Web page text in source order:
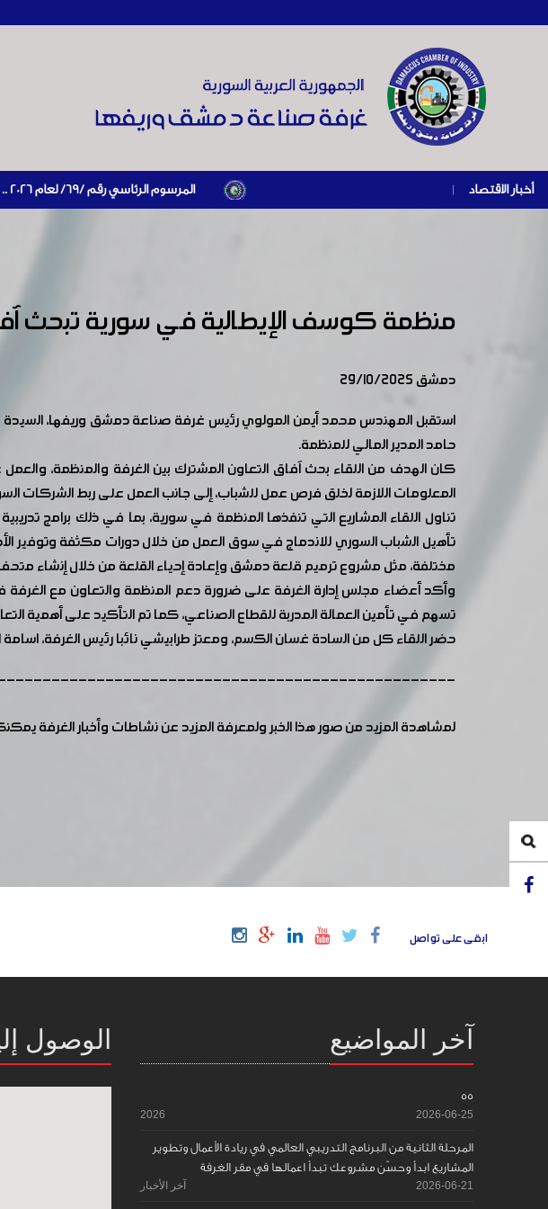
أخبار الاقتصاد | المرسوم الرئاسي رقم /69/ لعام 2026 .. دعم ضريبي للمنشآت المتضررة في إطار مسار التعافي الاقتصادي وإعادة تنشيط الإنتاج
منظمة كوسف الإيطالية في سورية تبحث
دمشق 29/10/2025
حامد المدير المالي للمنظمة.
كان الهدف من اللقاء بحث آفاق التعاون المشترك بين الغرفة والمنظمة،
المعلومات اللازمة لخلق فرص عمل للشباب، إلى جانب العمل على ربط الشركات
تناول اللقاء المشاريع التي تنفذها المنظمة في سورية، بما في ذلك برامج
تأهيل الشباب السوري للاندماج في سوق العمل من خلال دورات مكثفة وتوفير
مختلفة، مثل مشروع ترميم قلعة دمشق وإعادة إحياء القلعة من خلال إنشاء
وأكد أعضاء مجلس إدارة الغرفة على ضرورة دعم المنظمة والتعاون مع الغرفة
تسهم في تأمين العمالة المدربة للقطاع الصناعي، كما تم التأكيد على أهمية
حضر اللقاء كل من السادة غسان الكسم، ومعتز طرابيشي نائبا رئيس الغرفة، اسامة
لمشاهدة المزيد من صور هذا الخبر ولمعرفة المزيد عن نشاطات وأخبار الغرفة
ابقى على تواصل
آخر المواضيع
55
2026-06-25
2026
المرحلة الثانية من البرنامج التدريبي العالمي في ريادة الأعمال وتطوير
المشاريع ابدأ وحسّن مشروعك تبدأ اعمالها في مقر الغرفة
2026-06-21 آخر الأخبار
الوصول